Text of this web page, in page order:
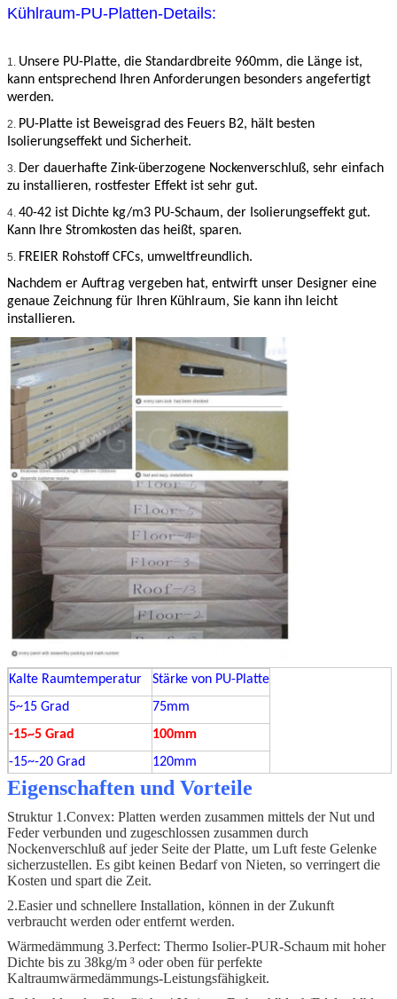
EINREICHUNGEN
Kühlraum-PU-Platten-Details:
1. Unsere PU-Platte, die Standardbreite 960mm, die Länge ist,
kann entsprechend Ihren Anforderungen besonders angefertigt
werden.
2.
PU-Platte ist Beweisgrad des Feuers B2, hält besten
Isolierungseffekt und Sicherheit.
3.
Der dauerhafte Zink-überzogene Nockenverschluß, sehr einfach
zu installieren, rostfester Effekt ist sehr gut.
4. 40-42 ist Dichte kg/m3 PU-Schaum, der Isolierungseffekt gut.
Kann Ihre Stromkosten das heißt, sparen.
5.
FREIER Rohstoff CFCs, umweltfreundlich.
Nachdem er Auftrag vergeben hat, entwirft unser Designer eine
genaue Zeichnung für Ihren Kühlraum, Sie kann ihn leicht
installieren.
Kalte Raumtemperatur
Stärke von PU-Platte
5~15 Grad
75mm
-15~5 Grad
100mm
-15~-20 Grad
120mm
-20~-30degree
150mm
Senken Sie als -30degree200mm
Eigenschaften und Vorteile
Struktur 1.Convex: Platten werden zusammen mittels der Nut und
Feder verbunden und zugeschlossen zusammen durch
Nockenverschluß auf jeder Seite der Platte, um Luft feste Gelenke
sicherzustellen. Es gibt keinen Bedarf von Nieten, so verringert die
Kosten und spart die Zeit.
2.Easier und schnellere Installation, können in der Zukunft
verbraucht werden oder entfernt werden.
Wärmedämmung 3.Perfect: Thermo Isolier-PUR-Schaum mit hoher
Dichte bis zu 38kg/m ³ oder oben für perfekte
Kaltraumwärmedämmungs-Leistungsfähigkeit.